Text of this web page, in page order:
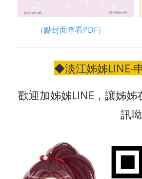
（點封面查看PDF）
◆淡江姊姊LINE-
歡迎加姊姊LINE，讓姊
訊呦